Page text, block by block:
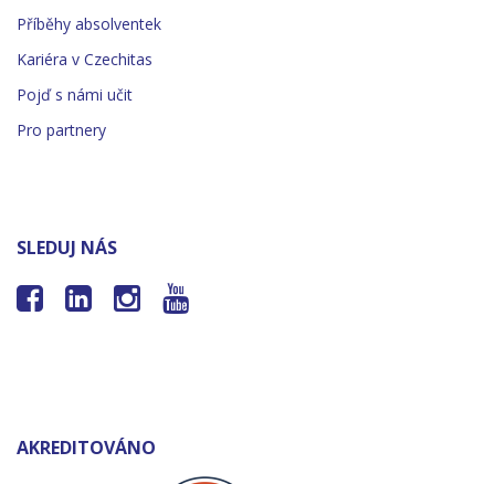
Příběhy absolventek
Kariéra v Czechitas
Pojď s námi učit
Pro partnery
SLEDUJ NÁS
   
AKREDITOVÁNO